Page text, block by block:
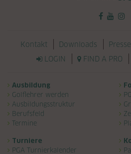
Navigation überspringen
Kontakt Downloads Presse
LOGIN
FIND A PRO
Navigation überspringen
Ausbildung
Golflehrer werden
Ausbildungsstruktur
Berufsfeld
Termine
Turniere
PGA Turnierkalender